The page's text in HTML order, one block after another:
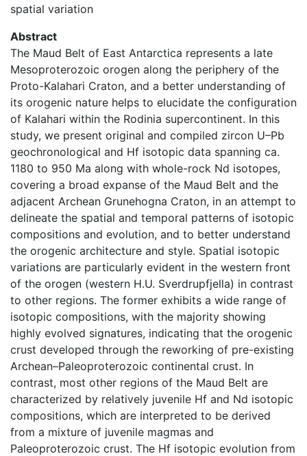
spatial variation
Abstract
The Maud Belt of East Antarctica represents a late
Mesoproterozoic orogen along the periphery of the
Proto-Kalahari Craton, and a better understanding of
its orogenic nature helps to elucidate the configuration
of Kalahari within the Rodinia supercontinent. In this
study, we present original and compiled zircon U–Pb
geochronological and Hf isotopic data spanning ca.
1180 to 950 Ma along with whole-rock Nd isotopes,
covering a broad expanse of the Maud Belt and the
adjacent Archean Grunehogna Craton, in an attempt to
delineate the spatial and temporal patterns of isotopic
compositions and evolution, and to better understand
the orogenic architecture and style. Spatial isotopic
variations are particularly evident in the western front
of the orogen (western H.U. Sverdrupfjella) in contrast
to other regions. The former exhibits a wide range of
isotopic compositions, with the majority showing
highly evolved signatures, indicating that the orogenic
crust developed through the reworking of pre-existing
Archean–Paleoproterozoic continental crust. In
contrast, most other regions of the Maud Belt are
characterized by relatively juvenile Hf and Nd isotopic
compositions, which are interpreted to be derived
from a mixture of juvenile magmas and
Paleoproterozoic crust. The Hf isotopic evolution from